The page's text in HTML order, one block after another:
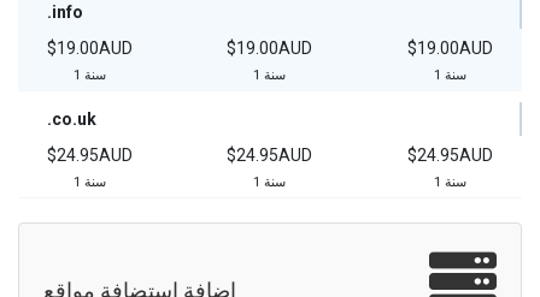
.info
$19.00AUD
1 سنة
$19.00AUD
1 سنة
$19.00AUD
1 سنة
.co.uk
$24.95AUD
1 سنة
$24.95AUD
1 سنة
$24.95AUD
1 سنة
إضافة استضافة مواقع